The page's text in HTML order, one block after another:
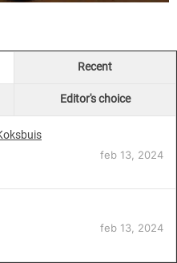
Recent
Editor's choice
feb 13, 2024
feb 13, 2024